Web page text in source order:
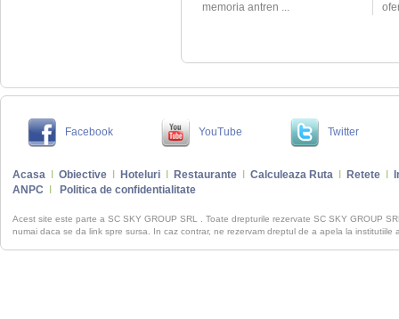
memoria antren ...
Facebook YouTube Twitter
Acasa Obiective Hoteluri Restaurante Calculeaza Ruta Retete
ANPC
Politica de confidentialitate
Acest site este parte a SC SKY GROUP SRL . Toate drepturile rezervate SC SKY GROUP
numai daca se da link spre sursa. In caz contrar, ne rezervam dreptul de a apela la institutiile